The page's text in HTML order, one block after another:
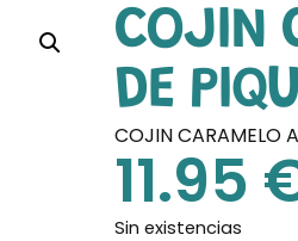
COJIN
DE
COJIN CARAMELO
11.95
Sin existencias